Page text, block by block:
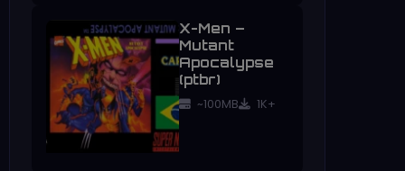
X-Men –
Mutant
Apocalypse
(ptbr)
~100MB 1K+